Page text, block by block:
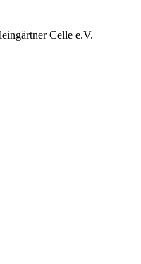
Celle e.V.